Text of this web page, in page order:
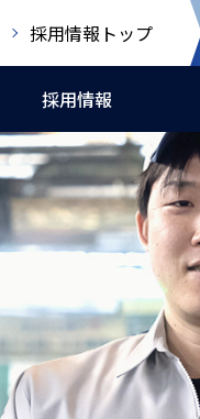
採用情報トップ
採用情報